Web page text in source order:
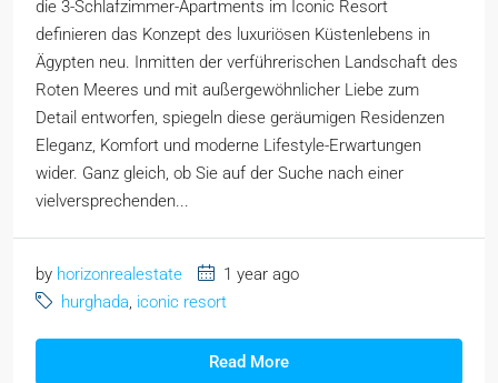
die 3-Schlafzimmer-Apartments im Iconic Resort
definieren das Konzept des luxuriösen Küstenlebens in
Ägypten neu. Inmitten der verführerischen Landschaft des
Roten Meeres und mit außergewöhnlicher Liebe zum
Detail entworfen, spiegeln diese geräumigen Residenzen
Eleganz, Komfort und moderne Lifestyle-Erwartungen
wider. Ganz gleich, ob Sie auf der Suche nach einer
vielversprechenden...
by horizonrealestate
1 year ago
hurghada iconic resort
Read More